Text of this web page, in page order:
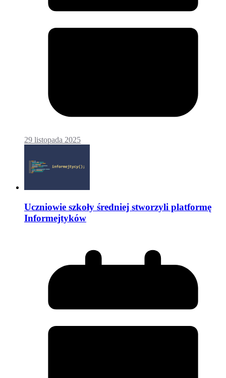
29 listopada 2025
Uczniowie szkoły średniej stworzyli platformę
Informejtyków